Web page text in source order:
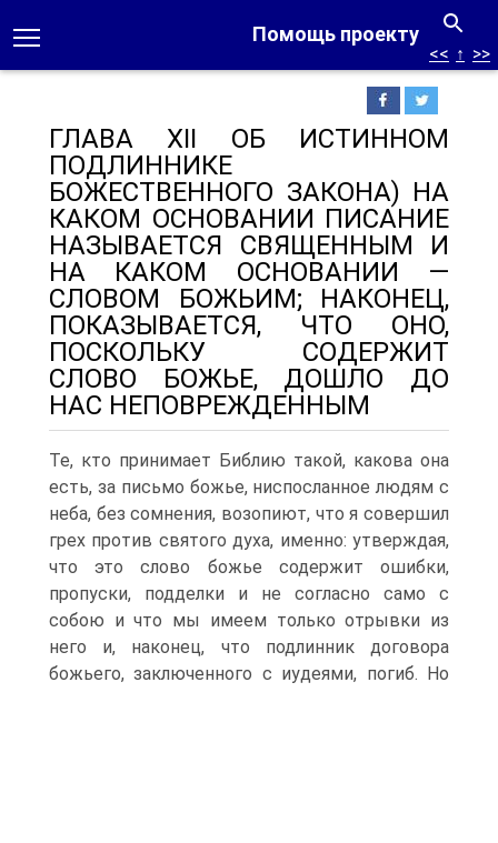
Помощь проекту
<< ↑ >>
ГЛАВА XII ОБ ИСТИННОМ
ПОДЛИННИКЕ
БОЖЕСТВЕННОГО ЗАКОНА) НА
КАКОМ ОСНОВАНИИ ПИСАНИЕ
НАЗЫВАЕТСЯ СВЯЩЕННЫМ И
НА КАКОМ ОСНОВАНИИ —
СЛОВОМ БОЖЬИМ; НАКОНЕЦ,
ПОКАЗЫВАЕТСЯ, ЧТО ОНО,
ПОСКОЛЬКУ СОДЕРЖИТ
СЛОВО БОЖЬЕ, ДОШЛО ДО
НАС НЕПОВРЕЖДЕННЫМ
Те, кто принимает Библию такой, какова она
есть, за письмо божье, ниспосланное людям с
неба, без сомнения, возопиют, что я совершил
грех против святого духа, именно: утверждая,
что это слово божье содержит ошибки,
пропуски, подделки и не согласно само с
собою и что мы имеем только отрывки из
него и, наконец, что подлинник договора
божьего, заключенного с иудеями, погиб. Но